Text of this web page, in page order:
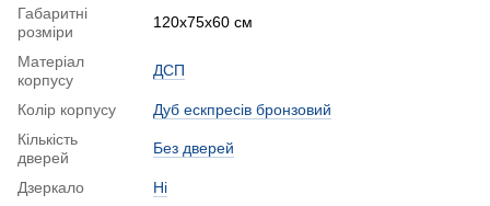
Габаритні
розміри
120x75x60 см
Матеріал
корпусу
ДСП
Колір корпусу
Дуб ескпресів бронзовий
Кількість
дверей
Без дверей
Дзеркало
Ні